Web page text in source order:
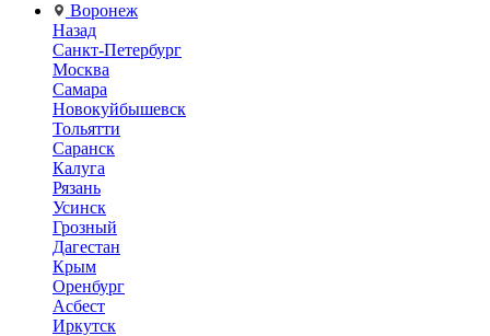
Воронеж
Назад
Санкт-Петербург
Москва
Самара
Новокуйбышевск
Тольятти
Саранск
Калуга
Рязань
Усинск
Грозный
Дагестан
Крым
Оренбург
Асбест
Иркутск